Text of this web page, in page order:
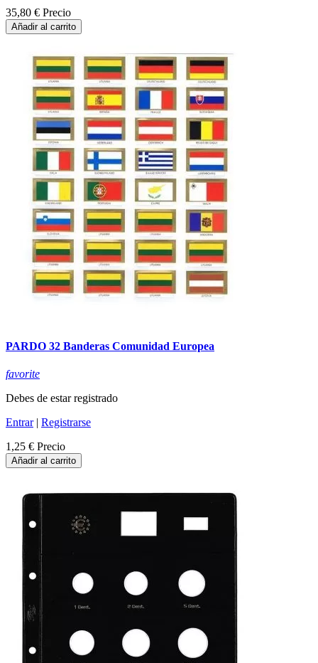
35,80 € Precio
Añadir al carrito
PARDO 32 Banderas Comunidad Europea
favorite
Debes de estar registrado
Entrar| Registrarse
1,25 € Precio
Añadir al carrito